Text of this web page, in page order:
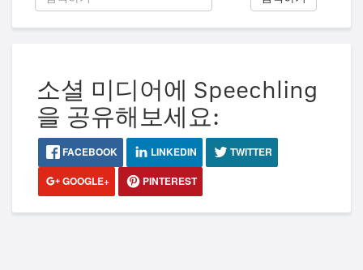
소셜 미디어에 Speechling
을 공유해보세요:
FACEBOOK LINKEDIN
TWITTER
GOOGLE+
PINTEREST